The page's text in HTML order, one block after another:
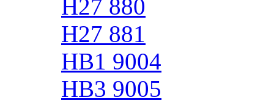
H27 880
H27 881
HB1 9004
HB3 9005